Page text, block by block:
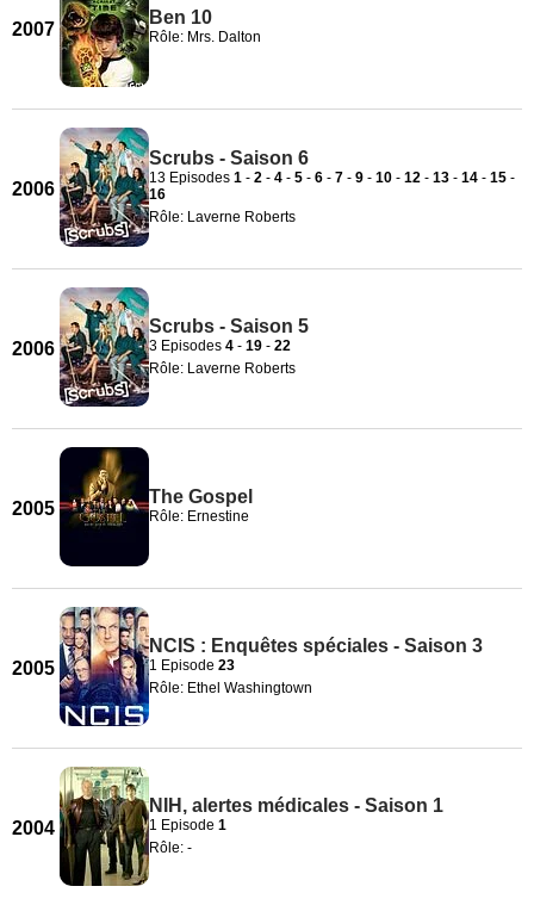
2007
Ben 10
Rôle: Mrs. Dalton
2006
Scrubs - Saison 6
13 Episodes 1 - 2 - 4 - 5 - 6 - 7 - 9 - 10 - 12 - 13 - 14 - 15 -
16
Rôle: Laverne Roberts
2006
Scrubs - Saison 5
3 Episodes 4 - 19 - 22
Rôle: Laverne Roberts
2005
The Gospel
Rôle: Ernestine
2005
NCIS : Enquêtes spéciales - Saison 3
1 Episode 23
Rôle: Ethel Washingtown
2004
NIH, alertes médicales - Saison 1
1 Episode 1
Rôle: -